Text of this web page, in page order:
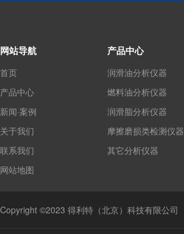
网站导航
首页
产品中心
新闻·案例
关于我们
联系我们
网站地图
产品中心
润滑油分析仪器
燃料油分析仪器
润滑脂分析仪器
摩擦磨损类检测仪器
其它分析仪器
Copyright ©2023 得利特（北京）科技有限公司